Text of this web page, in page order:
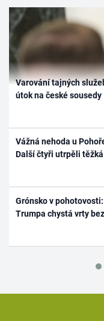
Varování tajných
útok na české sousedy
Vážná nehoda u
Další čtyři utrpěli
Grónsko v
Trumpa chystá vrty